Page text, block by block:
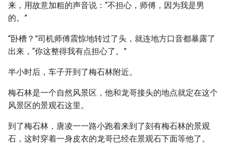
来，用故意加粗的声音说：“不担心，师傅，因为我是男
的。”
“卧槽？”司机师傅震惊地转过了头，就连地方口音都暴露了
出来，“你这整得我有点担心了。”
半小时后，车子开到了梅石林附近。
梅石林是一个自然风景区，他和龙哥接头的地点就定在这个
风景区的景观石这里。
到了梅石林，唐凌一一路小跑着来到了刻有梅石林的景观
石，这时穿着一身皮衣的龙哥已经在景观石下面等他了。